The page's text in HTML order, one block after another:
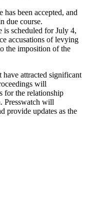
been accepted, and
due course.
is scheduled for July 4,
accusations of levying
the imposition of the
attracted significant
will
for the relationship
Presswatch will
provide updates as the